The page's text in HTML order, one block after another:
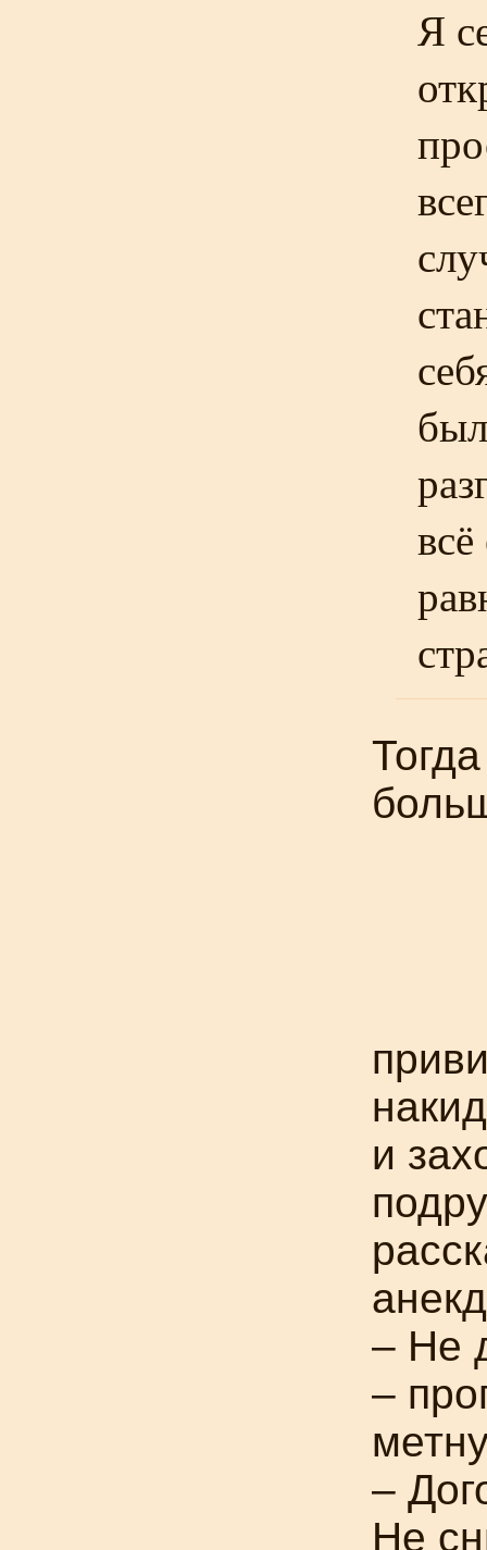
Я
Тогда
и
– Не
–
–
Не